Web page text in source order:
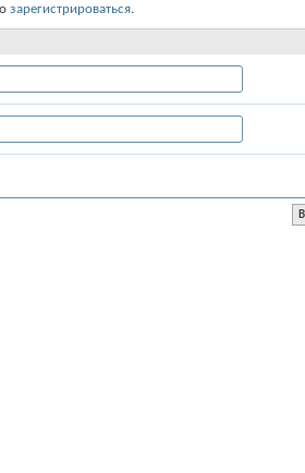
зарегистрироваться.